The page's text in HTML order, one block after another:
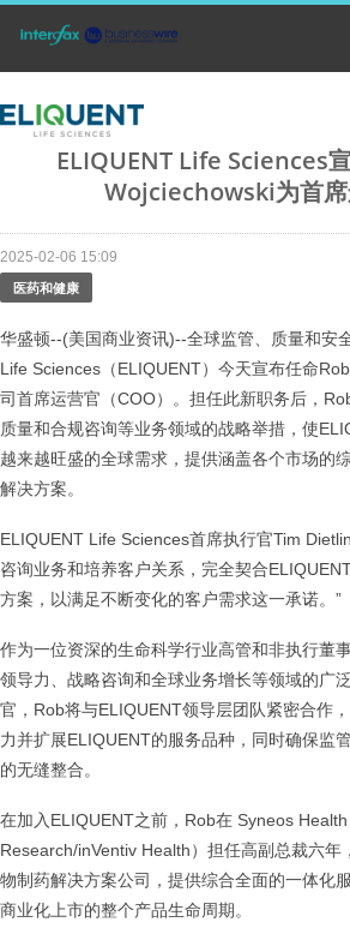
ELIQUENT Life Sciences
Wojciechowski为首
2025-02-06 15:09
医药和健康
华盛顿--(美国商业资讯)--全球监管、质量和安
Life Sciences（ELIQUENT）今天宣布任命
司首席运营官（COO）。担任此新职务后，
质量和合规咨询等业务领域的战略举措，使
越来越旺盛的全球需求，提供涵盖各个市场的
解决方案。
ELIQUENT Life Sciences首席执行官Tim
咨询业务和培养客户关系，完全契合
方案，以满足不断变化的客户需求这一承诺。”
作为一位资深的生命科学行业高管和非执行董
领导力、战略咨询和全球业务增长等领域的广
官，Rob将与ELIQUENT领导层团队紧密合作
力并扩展ELIQUENT的服务品种，同时确保监
的无缝整合。
在加入ELIQUENT之前，Rob在 Syneos
Research/inVentiv Health）担任高副总裁六年
物制药解决方案公司，提供综合全面的一体化
商业化上市的整个产品生命周期。